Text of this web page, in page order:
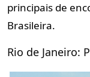
principais de
Brasileira.
Rio de Janeiro: